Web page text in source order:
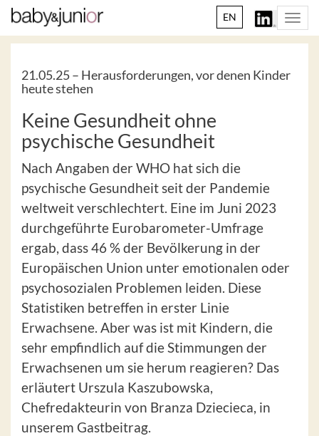
EN
21.05.25 – Herausforderungen, vor denen Kinder
heute stehen
Keine Gesundheit ohne
psychische Gesundheit
Nach Angaben der WHO hat sich die
psychische Gesundheit seit der Pandemie
weltweit verschlechtert. Eine im Juni 2023
durchgeführte Eurobarometer-Umfrage
ergab, dass 46 % der Bevölkerung in der
Europäischen Union unter emotionalen oder
psychosozialen Problemen leiden. Diese
Statistiken betreffen in erster Linie
Erwachsene. Aber was ist mit Kindern, die
sehr empfindlich auf die Stimmungen der
Erwachsenen um sie herum reagieren? Das
erläutert Urszula Kaszubowska,
Chefredakteurin von Branza Dziecieca, in
unserem Gastbeitrag.